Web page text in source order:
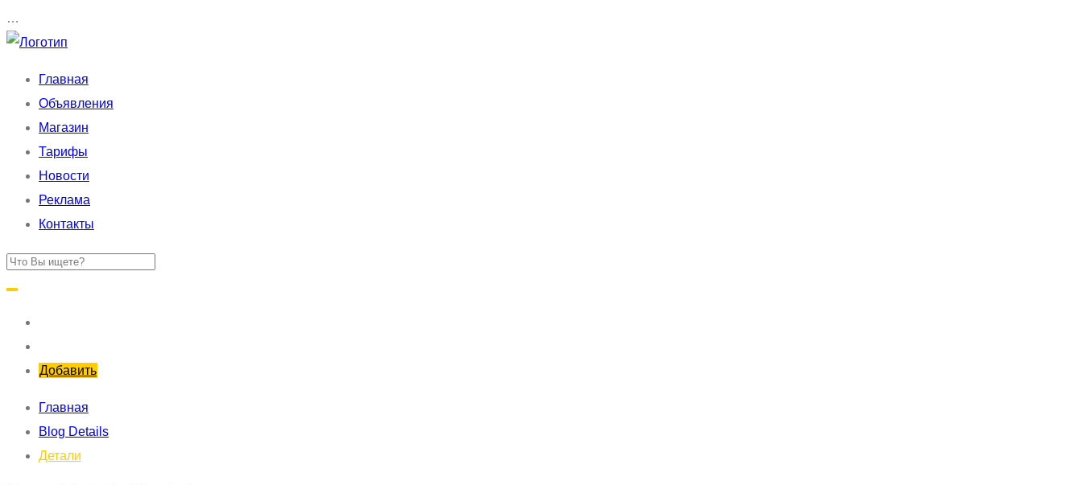
…
Главная
Объявления
Магазин
Тарифы
Новости
Реклама
Контакты
Добавить
Главная
Blog Details
Детали